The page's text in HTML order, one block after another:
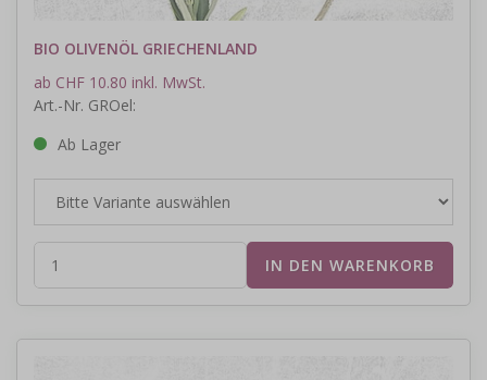
BIO OLIVENÖL GRIECHENLAND
ab CHF 10.80 inkl. MwSt.
Art.-Nr. GROel:
Ab Lager